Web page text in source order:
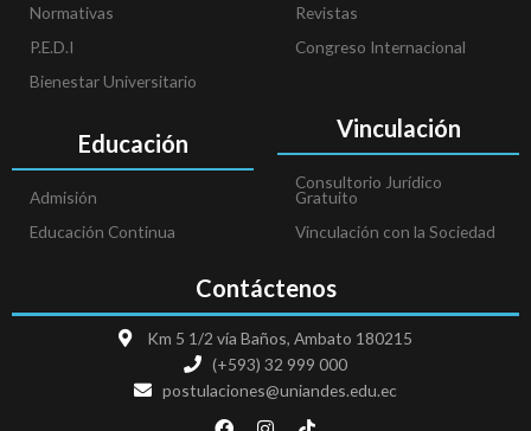
Normativas
P.E.D.I
Bienestar Universitario
Educación
Admisión
Educación Continua
Revistas
Congreso Internacional
Vinculación
Consultorio Jurídico
Gratuito
Vinculación con la Sociedad
Contáctenos
Km 5 1/2 vía Baños, Ambato 180215
(+593) 32 999 000
postulaciones@uniandes.edu.ec
F
I
T